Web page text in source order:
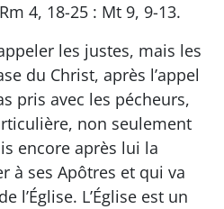
4, 18-25 : Mt 9, 9-13.
les justes, mais les
du Christ, après l’appel
pris avec les pécheurs,
non seulement
encore après lui la
à ses Apôtres et qui va
l’Église. L’Église est un